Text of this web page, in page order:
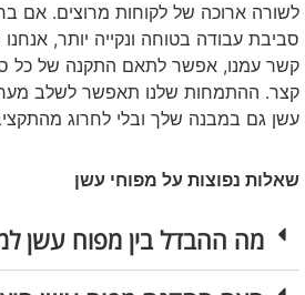
לשורה ארוכה של לקוחות מרוצים. אם
סביבת עבודה בטוחה ונקייה יותר,
קשר עמנו, אפשר לתאם התקנה של כל
קצר. ההתמחות שלנו תאפשר לשלב
עשן גם במבנה שלך ובלי לחרוג
שאלות נפוצות על מפוחי עשן
מה ההבדל בין מפוח עשן